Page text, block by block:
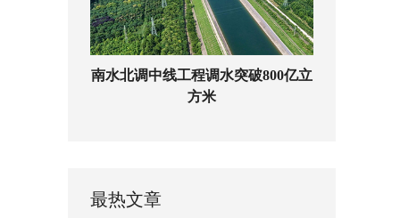
南水北调中线工程调水突破800亿立
方米
最热文章